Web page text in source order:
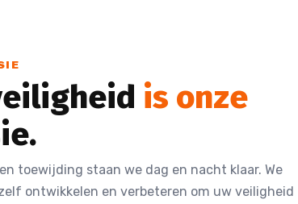
is onze
toewijding staan we dag en nacht klaar. We
ontwikkelen en verbeteren om uw veiligheid